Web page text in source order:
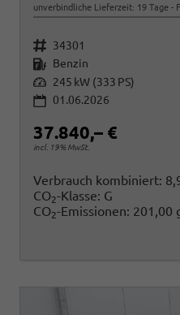
unverbindliche Lieferzeit: 19 Tage
Fahrzeugnr. 34301
Kraftstoff Benzin
Leistung 245 kW (333 PS)
01.06.2026
37.840,– €
incl. 19% MwSt.
Verbrauch kombiniert:
CO2-Klasse: G
CO2-Emissionen: 201,00